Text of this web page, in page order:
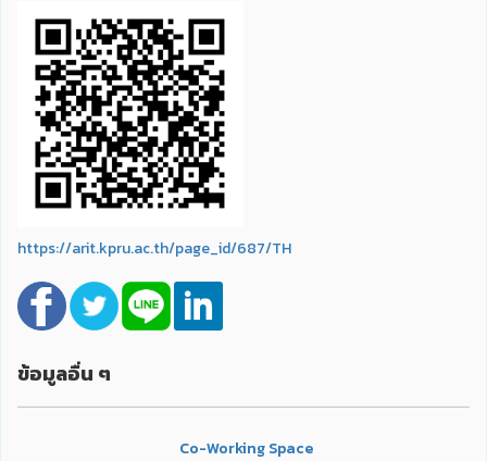
https://arit.kpru.ac.th/page_id/687/TH
ข้อมูลอื่น ๆ
Co-Working Space